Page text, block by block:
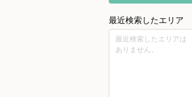
最近検索したエリア
最近検索したエリアは
ありません。